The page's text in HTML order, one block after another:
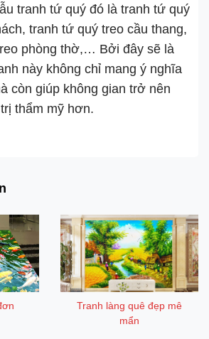
tranh tứ quý đó là tranh tứ quý
tranh tứ quý treo cầu thang,
phòng thờ,… Bởi đây sẽ là
này không chỉ mang ý nghĩa
còn giúp không gian trở nên
thẩm mỹ hơn.
Tranh làng quê đẹp mê
mẩn